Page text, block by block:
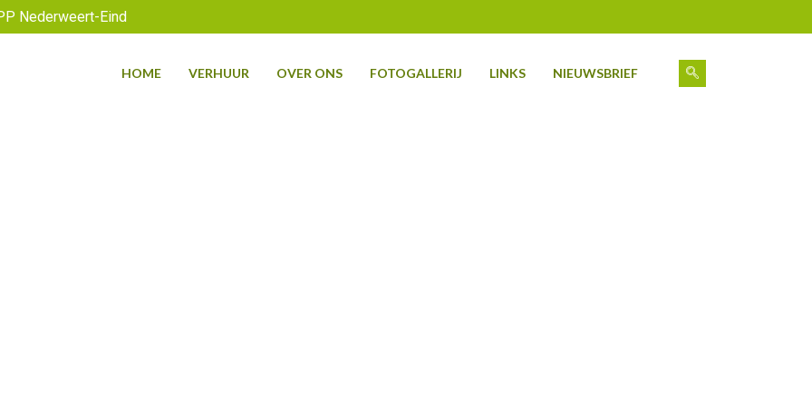
Nederweert-Eind
HOME VERHUUR OVER ONS FOTOGALLERIJ LINKS NIEUWSBRIEF